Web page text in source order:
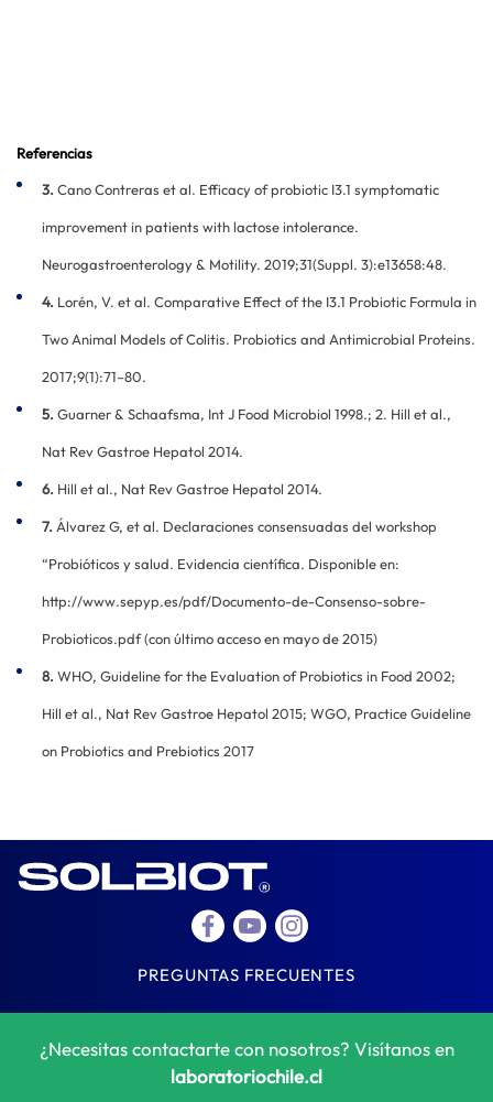
Referencias
3. Cano Contreras et al. Efficacy of probiotic I3.1 symptomatic
improvement in patients with lactose intolerance.
Neurogastroenterology & Motility. 2019;31(Suppl. 3):e13658:48.
4. Lorén, V. et al. Comparative Effect of the I3.1 Probiotic Formula in
Two Animal Models of Colitis. Probiotics and Antimicrobial Proteins.
2017;9(1):71–80.
5. Guarner & Schaafsma, Int J Food Microbiol 1998.; 2. Hill et al.,
Nat Rev Gastroe Hepatol 2014.
6. Hill et al., Nat Rev Gastroe Hepatol 2014.
7. Álvarez G, et al. Declaraciones consensuadas del workshop
“Probióticos y salud. Evidencia científica. Disponible en:
http://www.sepyp.es/pdf/Documento-de-Consenso-sobre-
Probioticos.pdf (con último acceso en mayo de 2015)
8. WHO, Guideline for the Evaluation of Probiotics in Food 2002;
Hill et al., Nat Rev Gastroe Hepatol 2015; WGO, Practice Guideline
on Probiotics and Prebiotics 2017
PREGUNTAS FRECUENTES
¿Necesitas contactarte con nosotros? Visítanos en
laboratoriochile.cl